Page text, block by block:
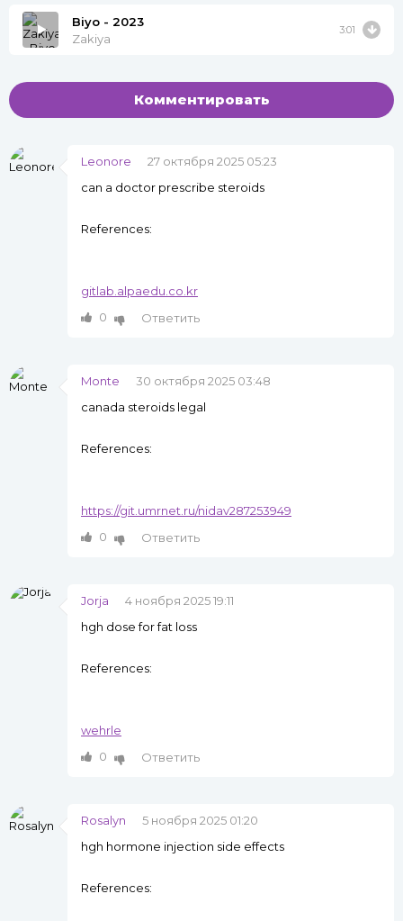
Biyo - 2023
Zakiya
3:01
Комментировать
Leonore
27 октября 2025 05:23
can a doctor prescribe steroids
References:
gitlab.alpaedu.co.kr
0
Ответить
Monte
30 октября 2025 03:48
canada steroids legal
References:
https://git.umrnet.ru/nidav287253949
0
Ответить
Jorja
4 ноября 2025 19:11
hgh dose for fat loss
References:
wehrle
0
Ответить
Rosalyn
5 ноября 2025 01:20
hgh hormone injection side effects
References: